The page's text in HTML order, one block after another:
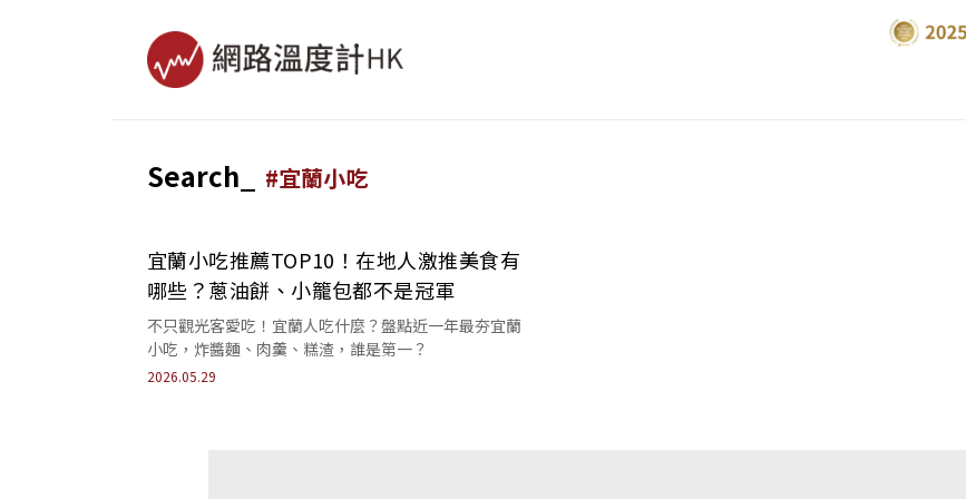
Search_ #宜蘭小吃
宜蘭小吃推薦TOP10！在地人激推美食有
哪些？蔥油餅、小籠包都不是冠軍
不只觀光客愛吃！宜蘭人吃什麼？盤點近一年最夯宜蘭
小吃，炸醬麵、肉羹、糕渣，誰是第一？
2026.05.29